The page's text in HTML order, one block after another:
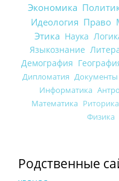
Экономика
Идеология Право
Этика Наука
Языкознание
Демография
Дипломатия Документы
Информатика
Математика Риторика
Физика
Родственные